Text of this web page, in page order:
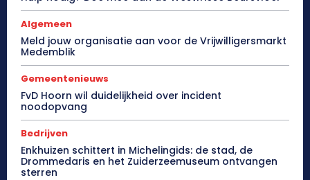
Algemeen
Meld jouw organisatie aan voor de Vrijwilligersmarkt
Medemblik
Gemeentenieuws
FvD Hoorn wil duidelijkheid over incident
noodopvang
Bedrijven
Enkhuizen schittert in Michelingids: de stad, de
Drommedaris en het Zuiderzeemuseum ontvangen
sterren